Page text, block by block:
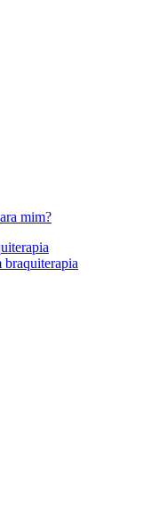
mim?
braquiterapia